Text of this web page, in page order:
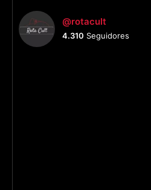
@rotacult
4.310 Seguidores